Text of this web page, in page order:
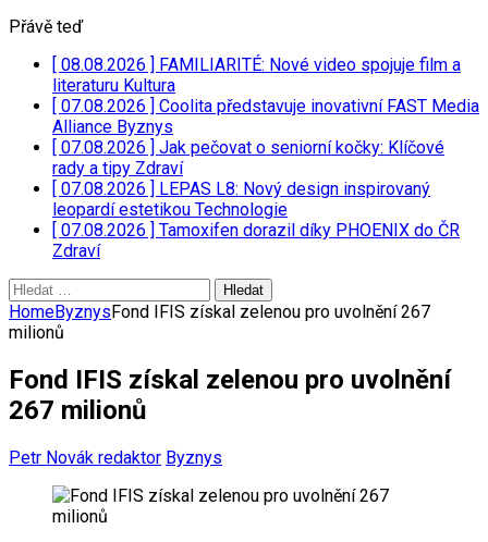
Přávě teď
[ 08.08.2026 ] FAMILIARITÉ: Nové video spojuje film a
literaturu Kultura
[ 07.08.2026 ] Coolita představuje inovativní FAST Media
Alliance Byznys
[ 07.08.2026 ] Jak pečovat o seniorní kočky: Klíčové
rady a tipy Zdraví
[ 07.08.2026 ] LEPAS L8: Nový design inspirovaný
leopardí estetikou Technologie
[ 07.08.2026 ] Tamoxifen dorazil díky PHOENIX do ČR
Zdraví
Vyhledávání
HomeByznysFond IFIS získal zelenou pro uvolnění 267
milionů
Fond IFIS získal zelenou pro uvolnění
267 milionů
Petr Novák redaktor Byznys